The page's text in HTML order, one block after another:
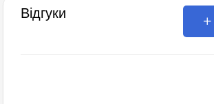
Відгуки